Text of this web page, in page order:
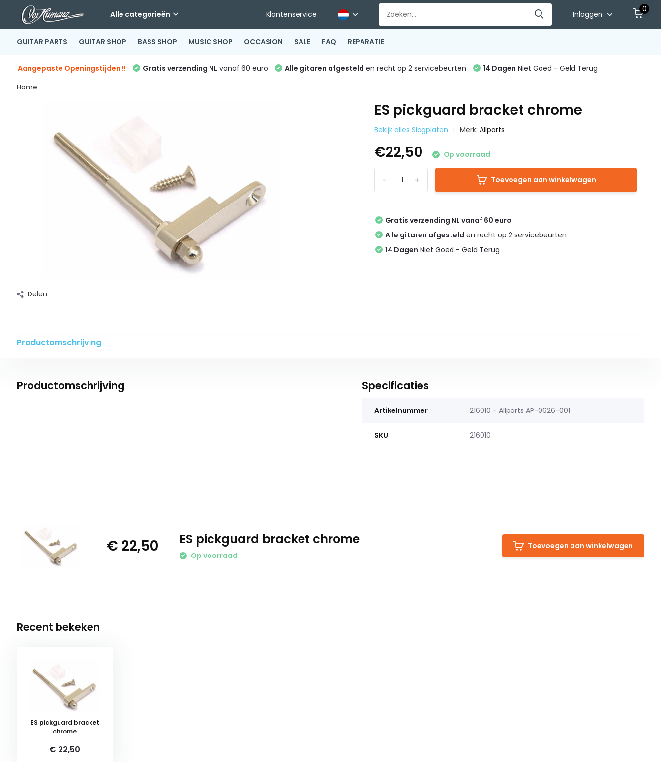
Alle categorieën Klantenservice Inloggen
0
GUITAR PARTS GUITAR SHOP BASS SHOP MUSIC SHOP OCCASION SALE FAQ REPARATIE
Aangepaste Openingstijden !! Gratis verzending NL vanaf 60 euro Alle gitaren afgesteld en recht op 2 servicebeurten 14 Dagen Niet Goed - Geld Terug
Home
Delen
ES pickguard bracket chrome
Bekijk alles Slagplaten Merk:Allparts
€22,50 Op voorraad
+
- Toevoegen aan winkelwagen
Gratis verzending NL vanaf 60 euro
Alle gitaren afgesteld en recht op 2 servicebeurten
14 Dagen Niet Goed - Geld Terug
Productomschrijving
Productomschrijving Specificaties
Artikelnummer 216010 - Allparts AP-0626-001
SKU 216010
€ 22,50 ES pickguard bracket chrome
Op voorraad
Toevoegen aan winkelwagen
Recent bekeken
ES pickguard bracket
chrome
€ 22,50